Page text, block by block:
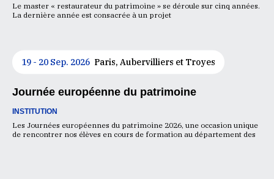
Le master « restaurateur du patrimoine » se déroule sur cinq années.
La dernière année est consacrée à un projet
19 - 20 Sep. 2026 Paris, Aubervilliers et Troyes
Journée européenne du patrimoine
INSTITUTION
Les Journées européennes du patrimoine 2026, une occasion unique
de rencontrer nos élèves en cours de formation au département des